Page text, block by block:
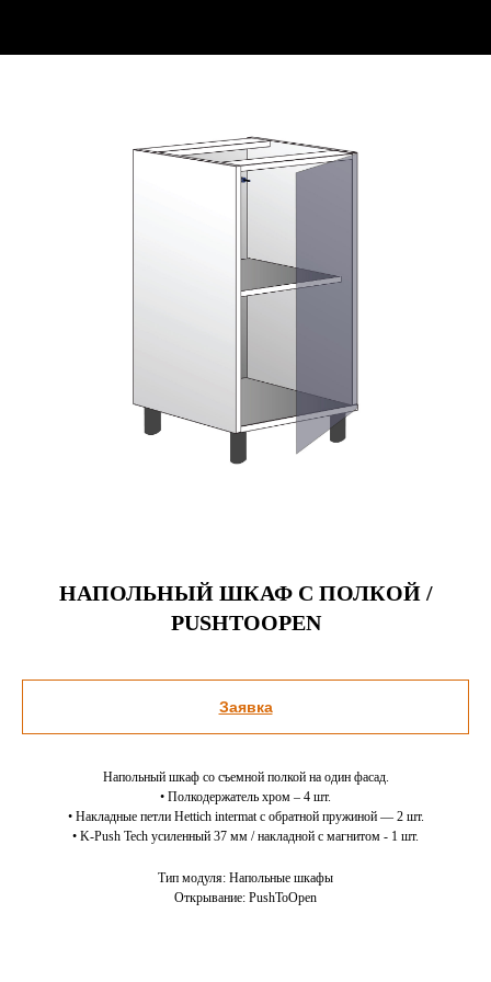
НАПОЛЬНЫЙ ШКАФ С ПОЛКОЙ /
PUSHTOOPEN
Заявка
Напольный шкаф со съемной полкой на один фасад.
• Полкодержатель хром – 4 шт.
• Накладные петли Hettich intermat c обратной пружиной — 2 шт.
• K-Push Tech усиленный 37 мм / накладной c магнитом - 1 шт.
Тип модуля: Напольные шкафы
Открывание: PushToOpen